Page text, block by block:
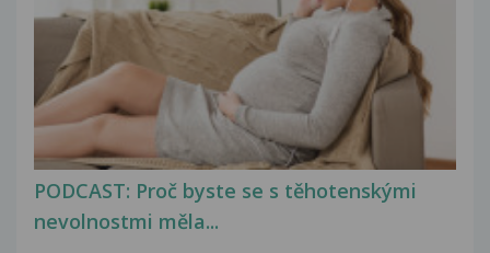
PODCAST: Proč byste se s těhotenskými
nevolnostmi měla...